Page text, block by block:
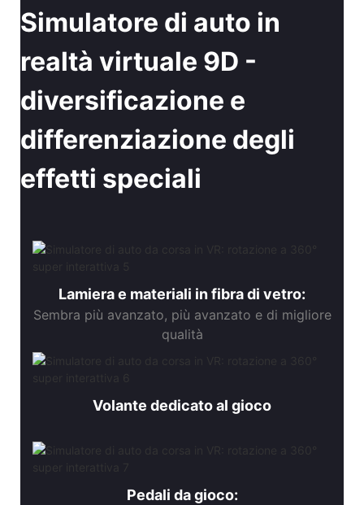
Simulatore di auto in
realtà virtuale 9D -
diversificazione e
differenziazione degli
effetti speciali
Lamiera e materiali in fibra di vetro:
Sembra più avanzato, più avanzato e di migliore
qualità
Volante dedicato al gioco
Pedali da gioco: